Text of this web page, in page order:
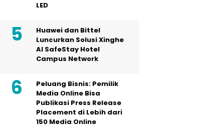
LED
Huawei dan Bittel
Luncurkan Solusi Xinghe
Al SafeStay Hotel
Campus Network
Peluang Bisnis: Pemilik
Media Online Bisa
Publikasi Press Release
Placement di Lebih dari
150 Media Online